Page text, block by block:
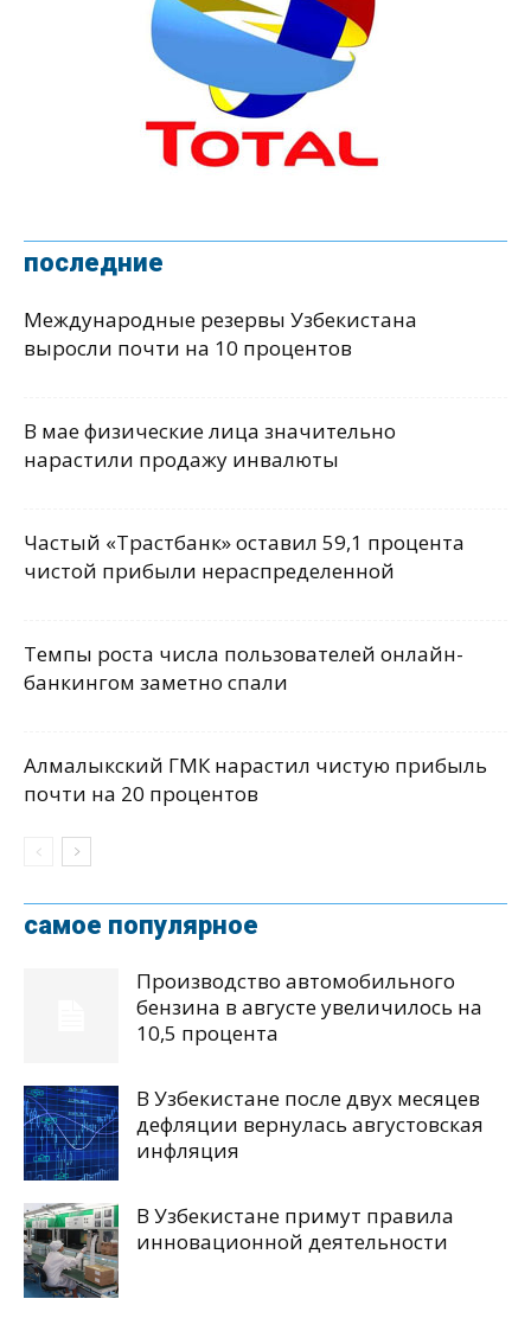
последние
Международные резервы Узбекистана
выросли почти на 10 процентов
В мае физические лица значительно
нарастили продажу инвалюты
Частый «Трастбанк» оставил 59,1 процента
чистой прибыли нераспределенной
Темпы роста числа пользователей онлайн-
банкингом заметно спали
Алмалыкский ГМК нарастил чистую прибыль
почти на 20 процентов
самое популярное
Производство автомобильного
бензина в августе увеличилось на
10,5 процента
В Узбекистане после двух месяцев
дефляции вернулась августовская
инфляция
В Узбекистане примут правила
инновационной деятельности